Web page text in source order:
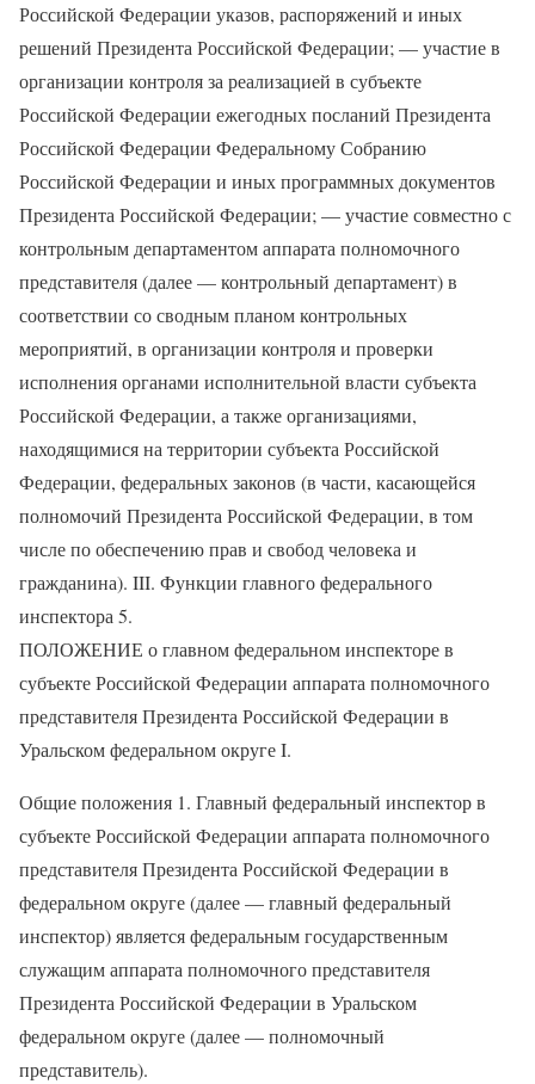
Российской Федерации указов, распоряжений и иных
решений Президента Российской Федерации; — участие в
организации контроля за реализацией в субъекте
Российской Федерации ежегодных посланий Президента
Российской Федерации Федеральному Собранию
Российской Федерации и иных программных документов
Президента Российской Федерации; — участие совместно с
контрольным департаментом аппарата полномочного
представителя (далее — контрольный департамент) в
соответствии со сводным планом контрольных
мероприятий, в организации контроля и проверки
исполнения органами исполнительной власти субъекта
Российской Федерации, а также организациями,
находящимися на территории субъекта Российской
Федерации, федеральных законов (в части, касающейся
полномочий Президента Российской Федерации, в том
числе по обеспечению прав и свобод человека и
гражданина). III. Функции главного федерального
инспектора 5.
ПОЛОЖЕНИЕ о главном федеральном инспекторе в
субъекте Российской Федерации аппарата полномочного
представителя Президента Российской Федерации в
Уральском федеральном округе I.
Общие положения 1. Главный федеральный инспектор в
субъекте Российской Федерации аппарата полномочного
представителя Президента Российской Федерации в
федеральном округе (далее — главный федеральный
инспектор) является федеральным государственным
служащим аппарата полномочного представителя
Президента Российской Федерации в Уральском
федеральном округе (далее — полномочный
представитель).